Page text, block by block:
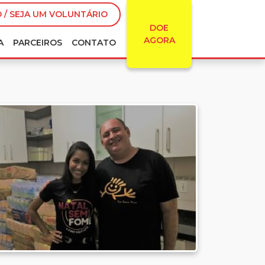
/ SEJA UM VOLUNTÁRIO
DOE
AGORA
PARCEIROS CONTATO